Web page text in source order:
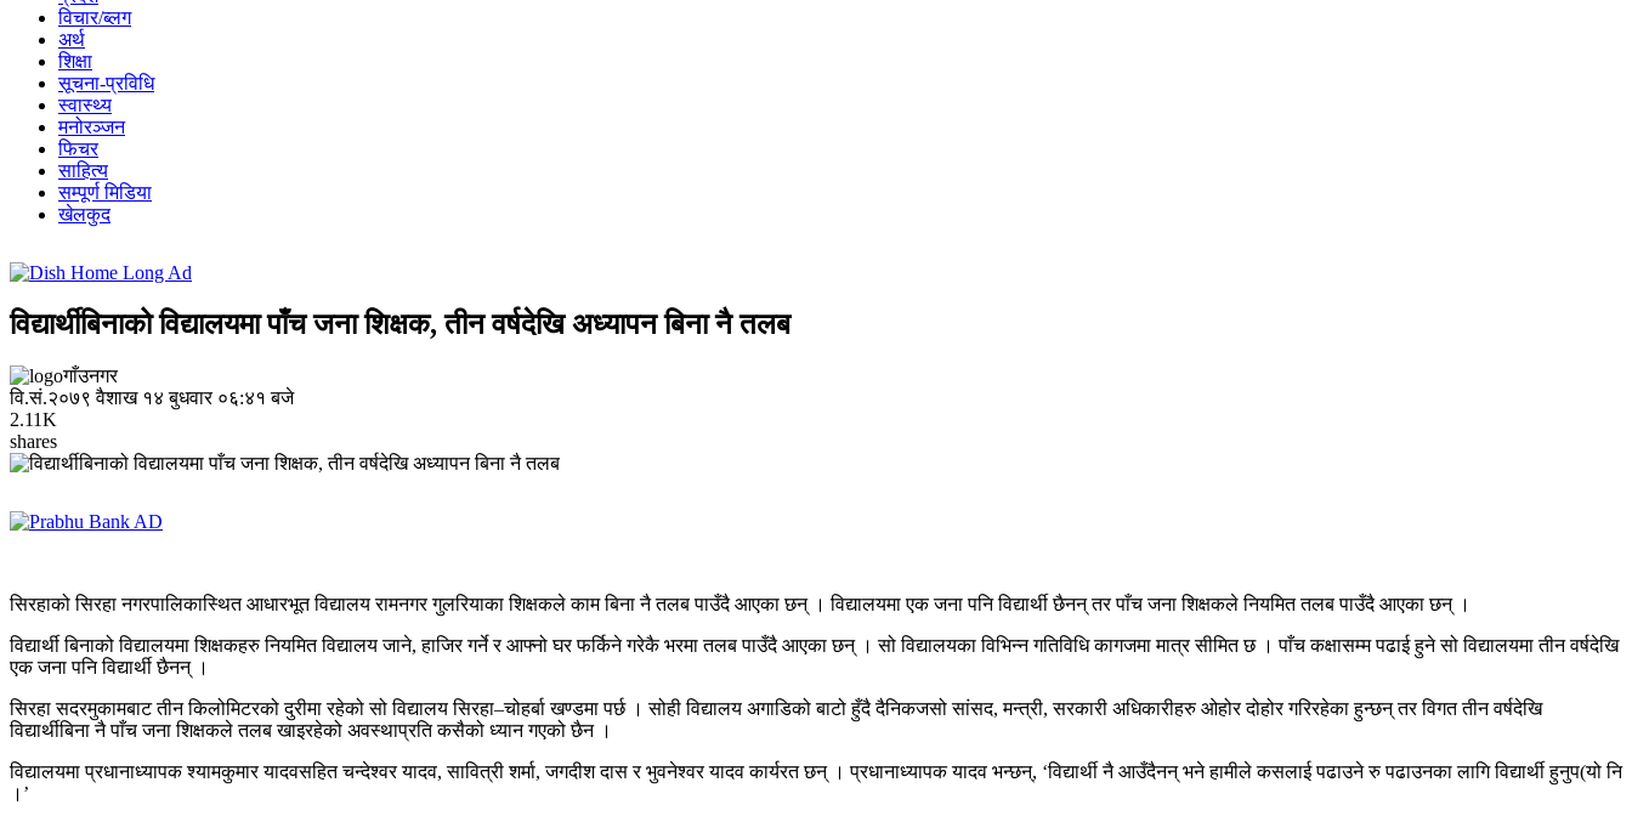
विचार/ब्लग
अर्थ
शिक्षा
सूचना-प्रविधि
स्वास्थ्य
मनोरञ्जन
फिचर
साहित्य
सम्पूर्ण मिडिया
खेलकुद
विद्यार्थीबिनाको विद्यालयमा पाँच जना शिक्षक, तीन वर्षदेखि अध्यापन बिना नै तलब
गाँउनगर
वि.सं.२०७९ वैशाख १४ बुधवार ०६:४१ बजे
2.11K
shares
सिरहाको सिरहा नगरपालिकास्थित आधारभूत विद्यालय रामनगर गुलरियाका शिक्षकले काम बिना नै तलब पाउँदै आएका छन् । विद्यालयमा एक जना पनि विद्यार्थी छैनन् तर पाँच जना शिक्षकले नियमित तलब पाउँदै आएका छन् ।
विद्यार्थी बिनाको विद्यालयमा शिक्षकहरु नियमित विद्यालय जाने, हाजिर गर्ने र आफ्नो घर फर्किने गरेकै भरमा तलब पाउँदै आएका छन् । सो विद्यालयका विभिन्न गतिविधि कागजमा मात्र सीमित छ । पाँच कक्षासम्म पढाई हुने सो विद्यालयमा तीन वर्षदेखि
एक जना पनि विद्यार्थी छैनन् ।
सिरहा सदरमुकामबाट तीन किलोमिटरको दुरीमा रहेको सो विद्यालय सिरहा–चोहर्बा खण्डमा पर्छ । सोही विद्यालय अगाडिको बाटो हुँदै दैनिकजसो सांसद, मन्त्री, सरकारी अधिकारीहरु ओहोर दोहोर गरिरहेका हुन्छन् तर विगत तीन वर्षदेखि
विद्यार्थीबिना नै पाँच जना शिक्षकले तलब खाइरहेको अवस्थाप्रति कसैको ध्यान गएको छैन ।
विद्यालयमा प्रधानाध्यापक श्यामकुमार यादवसहित चन्देश्वर यादव, सावित्री शर्मा, जगदीश दास र भुवनेश्वर यादव कार्यरत छन् । प्रधानाध्यापक यादव भन्छन्, ‘विद्यार्थी नै आउँदैनन् भने हामीले कसलाई पढाउने रु पढाउनका लागि विद्यार्थी हुनुप(यो नि
।’